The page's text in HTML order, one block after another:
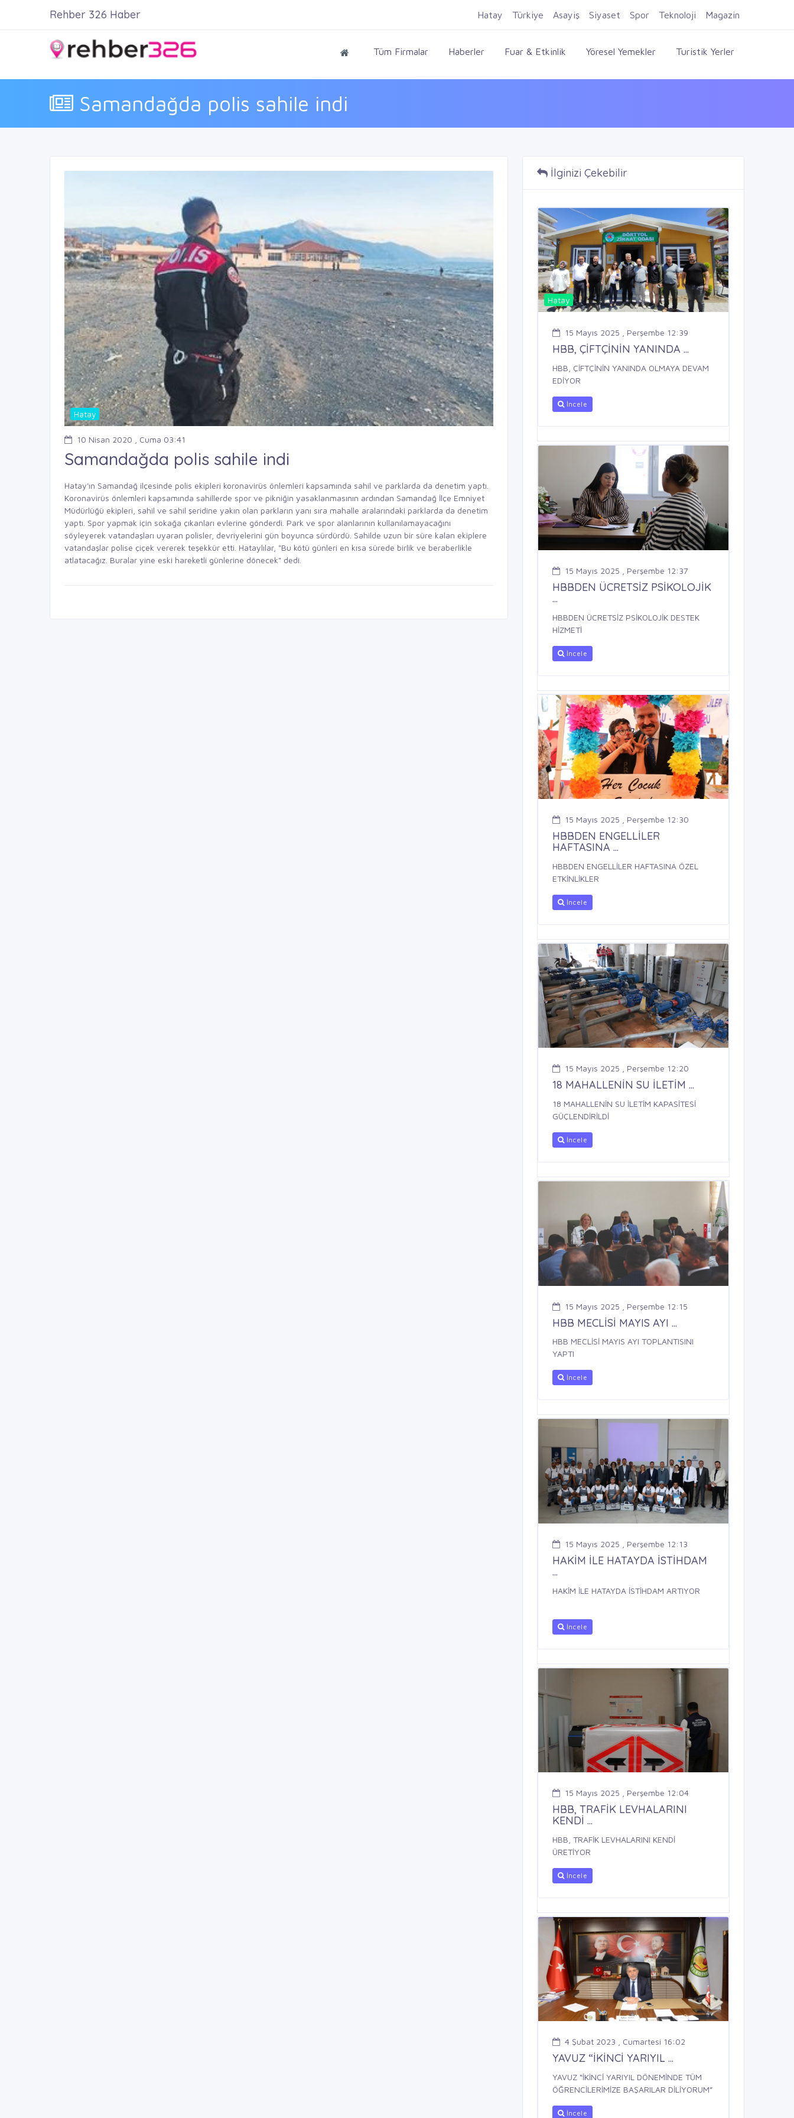
Firma Ekle Kayıt Ol Giriş Yap
Tüm Firmalar Haberler Fuar & Etkinlik Yöresel Yemekler Turistik Yerler
Samandağda polis sahile indi
Rehber 326 Haber Hatay Türkiye Asayiş Siyaset Spor Teknoloji Magazin
Hatay
10 Nisan 2020 , Cuma 03:41
Samandağda polis sahile indi
Hatay'ın Samandağ ilçesinde polis ekipleri koronavirüs önlemleri kapsamında sahil ve parklarda da denetim yaptı.
Koronavirüs önlemleri kapsamında sahillerde spor ve pikniğin yasaklanmasının ardından Samandağ İlçe Emniyet
Müdürlüğü ekipleri, sahil ve sahil şeridine yakın olan parkların yanı sıra mahalle aralarındaki parklarda da denetim
yaptı. Spor yapmak için sokağa çıkanları evlerine gönderdi. Park ve spor alanlarının kullanılamayacağını
söyleyerek vatandaşları uyaran polisler, devriyelerini gün boyunca sürdürdü. Sahilde uzun bir süre kalan ekiplere
vatandaşlar polise çiçek vererek teşekkür etti. Hataylılar, "Bu kötü günleri en kısa sürede birlik ve beraberlikle
atlatacağız. Buralar yine eski hareketli günlerine dönecek" dedi.
İlginizi Çekebilir
Hatay
15 Mayıs 2025 , Perşembe 12:39
HBB, ÇİFTÇİNİN YANINDA ...
HBB, ÇİFTÇİNİN YANINDA OLMAYA DEVAM
EDİYOR
İncele
15 Mayıs 2025 , Perşembe 12:37
HBBDEN ÜCRETSİZ PSİKOLOJİK
...
HBBDEN ÜCRETSİZ PSİKOLOJİK DESTEK
HİZMETİ
İncele
15 Mayıs 2025 , Perşembe 12:30
HBBDEN ENGELLİLER
HAFTASINA ...
HBBDEN ENGELLİLER HAFTASINA ÖZEL
ETKİNLİKLER
İncele
15 Mayıs 2025 , Perşembe 12:20
18 MAHALLENİN SU İLETİM ...
18 MAHALLENİN SU İLETİM KAPASİTESİ
GÜÇLENDİRİLDİ
İncele
15 Mayıs 2025 , Perşembe 12:15
HBB MECLİSİ MAYIS AYI ...
HBB MECLİSİ MAYIS AYI TOPLANTISINI
YAPTI
İncele
15 Mayıs 2025 , Perşembe 12:13
HAKİM İLE HATAYDA İSTİHDAM
...
HAKİM İLE HATAYDA İSTİHDAM ARTIYOR
İncele
15 Mayıs 2025 , Perşembe 12:04
HBB, TRAFİK LEVHALARINI
KENDİ ...
HBB, TRAFİK LEVHALARINI KENDİ
ÜRETİYOR
İncele
4 Şubat 2023 , Cumartesi 16:02
YAVUZ “İKİNCİ YARIYIL ...
YAVUZ “İKİNCİ YARIYIL DÖNEMİNDE TÜM
ÖĞRENCİLERİMİZE BAŞARILAR DİLİYORUM”
İncele